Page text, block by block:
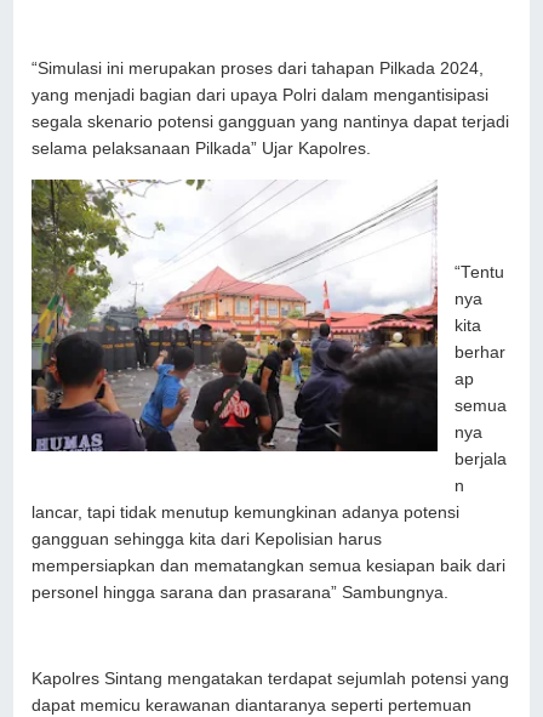
“Simulasi ini merupakan proses dari tahapan Pilkada 2024,
yang menjadi bagian dari upaya Polri dalam mengantisipasi
segala skenario potensi gangguan yang nantinya dapat terjadi
selama pelaksanaan Pilkada” Ujar Kapolres.
“Tentu
nya
kita
berhar
ap
semua
nya
berjala
n
lancar, tapi tidak menutup kemungkinan adanya potensi
gangguan sehingga kita dari Kepolisian harus
mempersiapkan dan mematangkan semua kesiapan baik dari
personel hingga sarana dan prasarana” Sambungnya.
Kapolres Sintang mengatakan terdapat sejumlah potensi yang
dapat memicu kerawanan diantaranya seperti pertemuan